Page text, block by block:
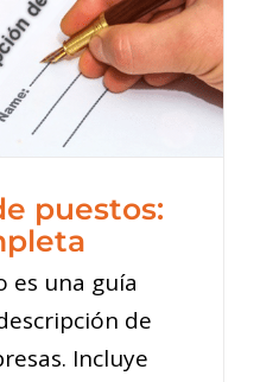
puestos:
es una guía
de
Incluye